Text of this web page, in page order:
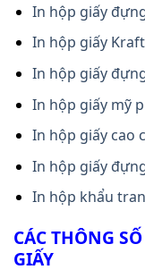
In hộp giấy
In hộp giấy Kraft
In hộp giấy
In hộp giấy mỹ
In hộp giấy cao
In hộp giấy
In hộp khẩu
CÁC THÔNG
GIẤY